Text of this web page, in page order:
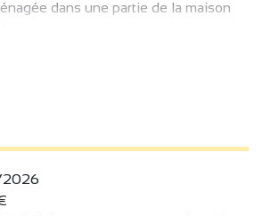
dans une partie de la maison
vaste parc arboré et clos, partagé
l'occasion du petit-déjeuner les
partie de la Drôme, réputée pour
jus de fruits…).
2026